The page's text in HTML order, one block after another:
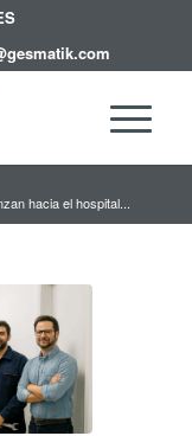
hacia el hospital...